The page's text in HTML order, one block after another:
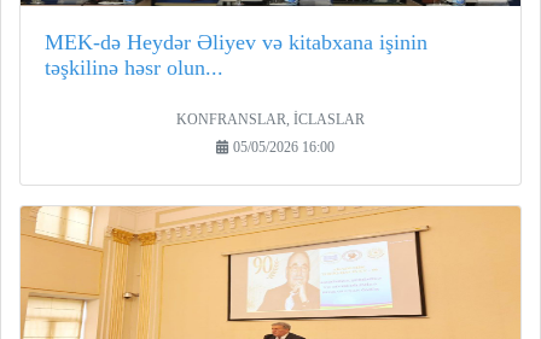
MEK-də Heydər Əliyev və kitabxana işinin
təşkilinə həsr olun...
KONFRANSLAR, İCLASLAR
05/05/2026 16:00